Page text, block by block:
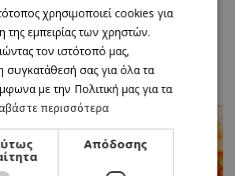
Ανδρέου, Λεμεσός
ENGLISH
χρησιμοποιεί cookies για
της εμπειρίας των χρηστών.
τον ιστότοπό μας,
συγκατάθεσή σας για όλα τα
με την Πολιτική μας για τα
περισσότερα
Απόδοσης